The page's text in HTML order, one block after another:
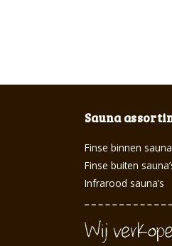
Sauna
Finse binnen
Finse buiten
Infrarood sauna’s